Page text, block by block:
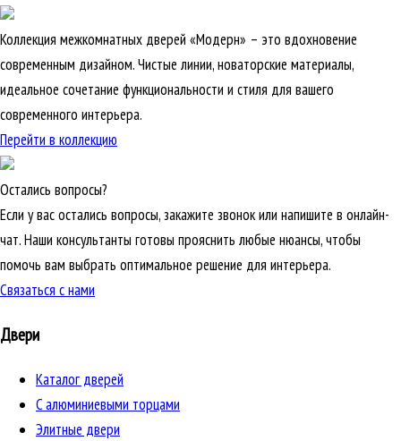
Коллекция межкомнатных дверей «Модерн» – это вдохновение
современным дизайном. Чистые линии, новаторские материалы,
идеальное сочетание функциональности и стиля для вашего
современного интерьера.
Перейти в коллекцию
Остались вопросы?
Если у вас остались вопросы, закажите звонок или напишите в онлайн-
чат. Наши консультанты готовы прояснить любые нюансы, чтобы
помочь вам выбрать оптимальное решение для интерьера.
Связаться с нами
Двери
Каталог дверей
C алюминиевыми торцами
Элитные двери